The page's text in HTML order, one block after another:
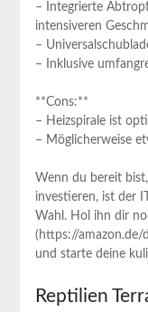
– Integrierte
intensiveren
–
– Inklusive
**Cons:**
– Heizspirale ist
– Möglicherweise
Wenn du bereit‌
investieren, ist der
Wahl. Hol ihn dir
(https://amazon.de/
und starte ⁣deine
Reptilien